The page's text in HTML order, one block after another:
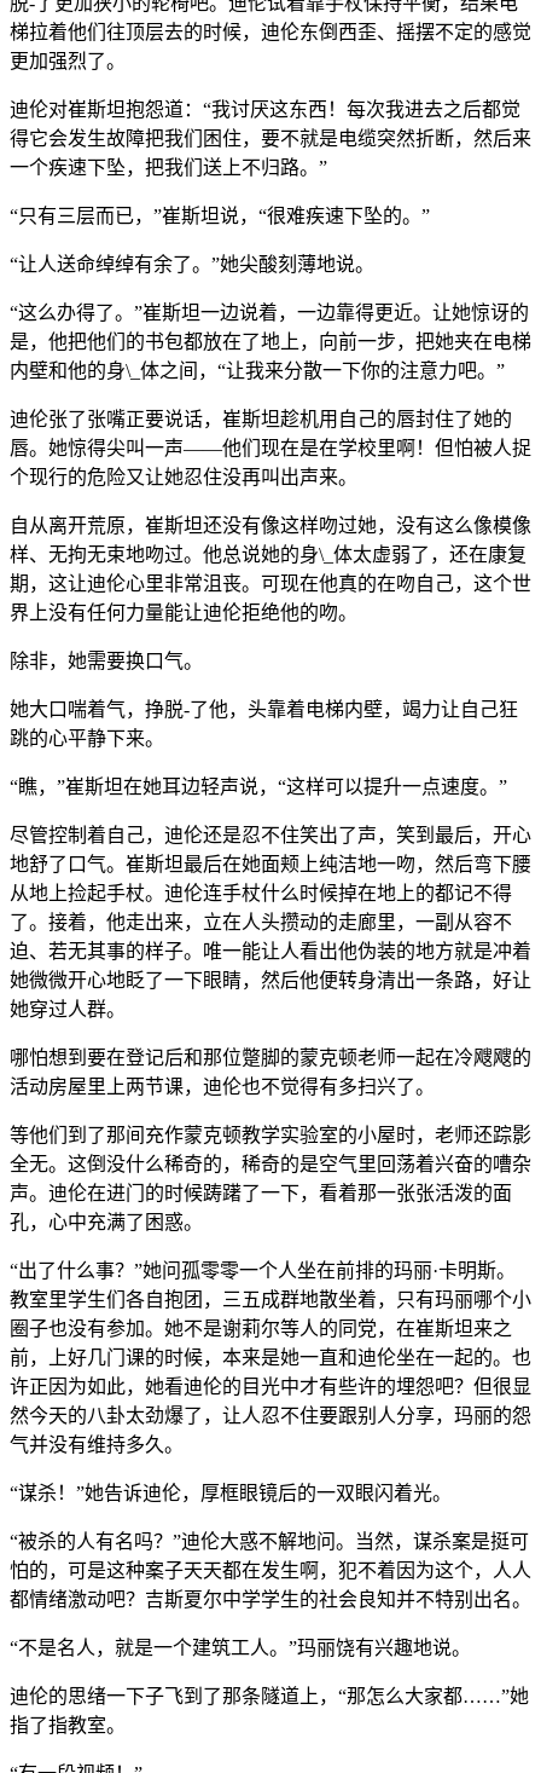
梯拉着他们往顶层去的时候，迪伦东倒西歪、摇摆不定的感觉
更加强烈了。
迪伦对崔斯坦抱怨道：“我讨厌这东西！每次我进去之后都觉
得它会发生故障把我们困住，要不就是电缆突然折断，然后来
一个疾速下坠，把我们送上不归路。”
“只有三层而已，”崔斯坦说，“很难疾速下坠的。”
“让人送命绰绰有余了。”她尖酸刻薄地说。
“这么办得了。”崔斯坦一边说着，一边靠得更近。让她惊讶的
是，他把他们的书包都放在了地上，向前一步，把她夹在电梯
内壁和他的身\_体之间，“让我来分散一下你的注意力吧。”
迪伦张了张嘴正要说话，崔斯坦趁机用自己的唇封住了她的
唇。她惊得尖叫一声——他们现在是在学校里啊！但怕被人捉
个现行的危险又让她忍住没再叫出声来。
自从离开荒原，崔斯坦还没有像这样吻过她，没有这么像模像
样、无拘无束地吻过。他总说她的身\_体太虚弱了，还在康复
期，这让迪伦心里非常沮丧。可现在他真的在吻自己，这个世
界上没有任何力量能让迪伦拒绝他的吻。
除非，她需要换口气。
她大口喘着气，挣脱-了他，头靠着电梯内壁，竭力让自己狂
跳的心平静下来。
“瞧，”崔斯坦在她耳边轻声说，“这样可以提升一点速度。”
尽管控制着自己，迪伦还是忍不住笑出了声，笑到最后，开心
地舒了口气。崔斯坦最后在她面颊上纯洁地一吻，然后弯下腰
从地上捡起手杖。迪伦连手杖什么时候掉在地上的都记不得
了。接着，他走出来，立在人头攒动的走廊里，一副从容不
迫、若无其事的样子。唯一能让人看出他伪装的地方就是冲着
她微微开心地眨了一下眼睛，然后他便转身清出一条路，好让
她穿过人群。
哪怕想到要在登记后和那位蹩脚的蒙克顿老师一起在冷飕飕的
活动房屋里上两节课，迪伦也不觉得有多扫兴了。
等他们到了那间充作蒙克顿教学实验室的小屋时，老师还踪影
全无。这倒没什么稀奇的，稀奇的是空气里回荡着兴奋的嘈杂
声。迪伦在进门的时候踌躇了一下，看着那一张张活泼的面
孔，心中充满了困惑。
“出了什么事？”她问孤零零一个人坐在前排的玛丽·卡明斯。
教室里学生们各自抱团，三五成群地散坐着，只有玛丽哪个小
圈子也没有参加。她不是谢莉尔等人的同党，在崔斯坦来之
前，上好几门课的时候，本来是她一直和迪伦坐在一起的。也
许正因为如此，她看迪伦的目光中才有些许的埋怨吧？但很显
然今天的八卦太劲爆了，让人忍不住要跟别人分享，玛丽的怨
气并没有维持多久。
“谋杀！”她告诉迪伦，厚框眼镜后的一双眼闪着光。
“被杀的人有名吗？”迪伦大惑不解地问。当然，谋杀案是挺可
怕的，可是这种案子天天都在发生啊，犯不着因为这个，人人
都情绪激动吧？吉斯夏尔中学学生的社会良知并不特别出名。
“不是名人，就是一个建筑工人。”玛丽饶有兴趣地说。
迪伦的思绪一下子飞到了那条隧道上，“那怎么大家都……”她
指了指教室。